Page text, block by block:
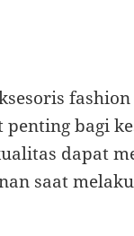
bagi
dapat
saat